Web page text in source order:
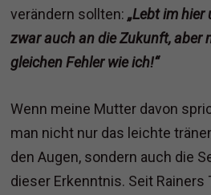
verändern sollten:„Lebt im
zwar auch an die Zukunft, aber
gleichen Fehler wie ich!“
Wenn meine Mutter davon
man nicht nur das leichte
den Augen, sondern auch die
dieser Erkenntnis. Seit Rainers